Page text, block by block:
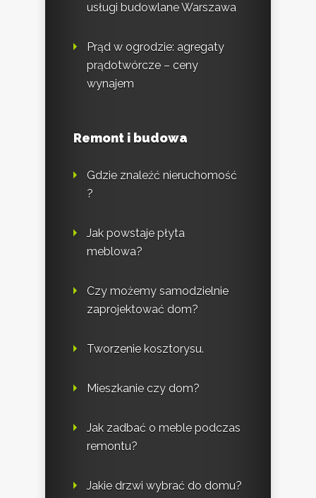
usługi budowlane Warszawa
Prąd w ogrodzie: agregaty
prądotwórcze – ceny
wynajem
Remont i budowa
Gdzie znaleźć nieruchomość
?
Jak powstaje płyta
meblowa?
Czy możemy samodzielnie
zaprojektować dom?
Tworzenie kosztorysu.
Mieszkanie czy dom?
Jak zadbać o meble podczas
remontu?
Jakie drzwi wybrać do domu?